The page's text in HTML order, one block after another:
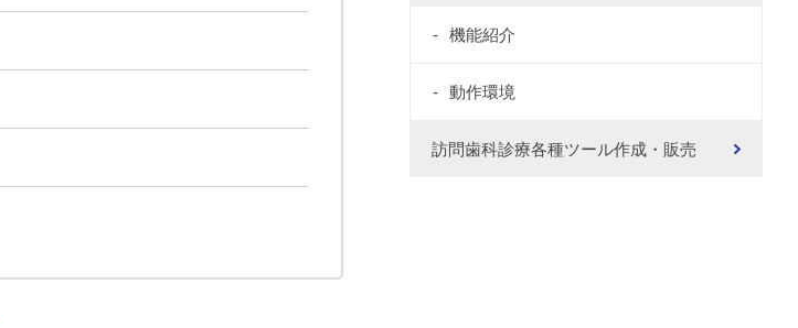
機能紹介
動作環境
訪問歯科診療各種ツール作成・販売